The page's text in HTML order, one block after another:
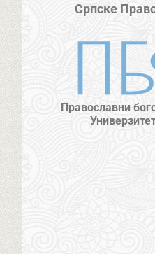
Српске
Православни